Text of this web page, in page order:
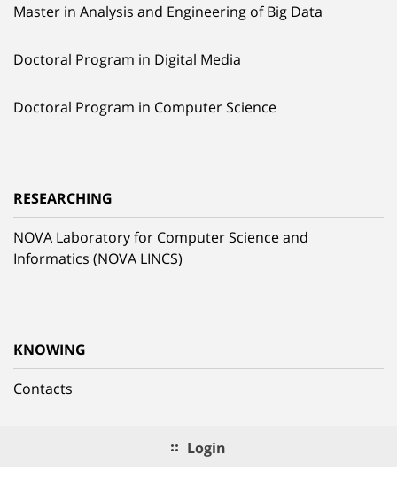
Master in Analysis and Engineering of Big Data
Doctoral Program in Digital Media
Doctoral Program in Computer Science
RESEARCHING
NOVA Laboratory for Computer Science and
Informatics (NOVA LINCS)
KNOWING
Contacts
Login